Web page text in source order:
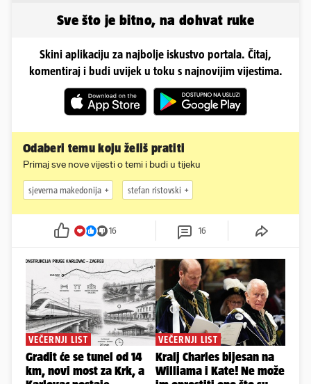
Sve što je bitno, na dohvat ruke
Skini aplikaciju za najbolje iskustvo portala. Čitaj,
komentiraj i budi uvijek u toku s najnovijim vijestima.
Odaberi temu koju želiš pratiti
Primaj sve nove vijesti o temi i budi u tijeku
sjeverna makedonija stefan ristovski
16 16